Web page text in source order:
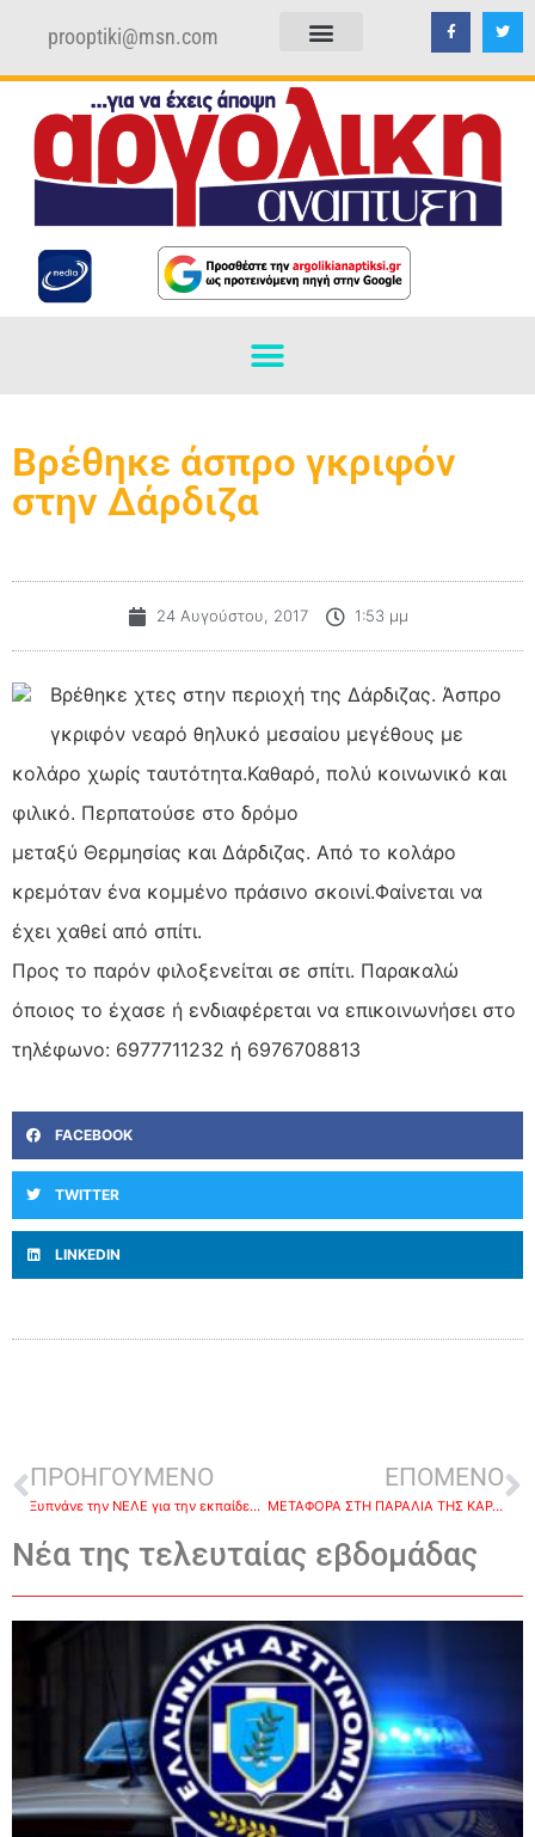
prooptiki@msn.com
Βρέθηκε άσπρο γκριφόν
στην Δάρδιζα
24 Αυγούστου, 2017 1:53 μμ
Βρέθηκε χτες στην περιοχή της Δάρδιζας. Άσπρο
γκριφόν νεαρό θηλυκό μεσαίου μεγέθους με
κολάρο χωρίς ταυτότητα.Καθαρό, πολύ κοινωνικό και
φιλικό. Περπατούσε στο δρόμο
μεταξύ Θερμησίας και Δάρδιζας. Από το κολάρο
κρεμόταν ένα κομμένο πράσινο σκοινί.Φαίνεται να
έχει χαθεί από σπίτι.
Προς το παρόν φιλοξενείται σε σπίτι. Παρακαλώ
όποιος το έχασε ή ενδιαφέρεται να επικοινωνήσει στο
τηλέφωνο: 6977711232 ή 6976708813
FACEBOOK
TWITTER
LINKEDIN
ΠΡΟΗΓΟΥΜΕΝΟ
Ξυπνάνε την ΝΕΛΕ για την εκπαίδευση
ΕΠΟΜΕΝΟ
ΜΕΤΑΦΟΡΑ ΣΤΗ ΠΑΡΑΛΙΑ ΤΗΣ ΚΑΡΑΘΩΝΑΣ ΓΙΑ ΤΟ ROCK FESTIVAL ΣΤΙΣ 31/8
Νέα της τελευταίας εβδομάδας